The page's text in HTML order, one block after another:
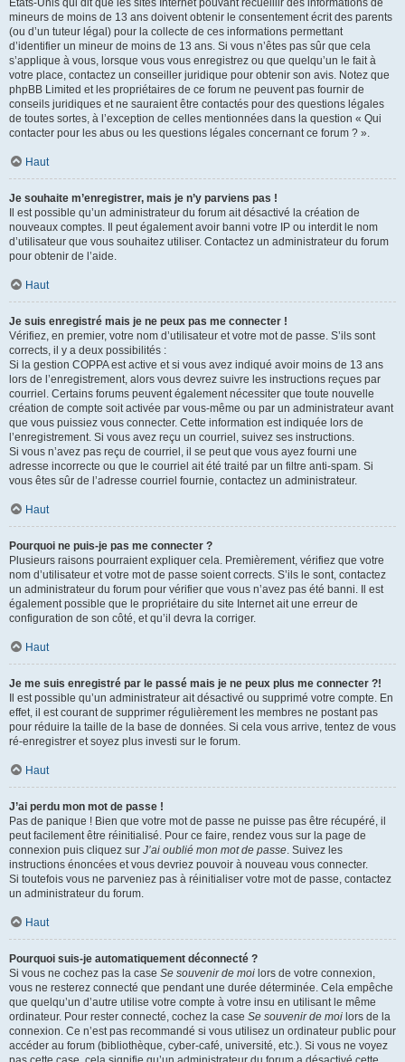
États-Unis qui dit que les sites Internet pouvant recueillir des informations de
mineurs de moins de 13 ans doivent obtenir le consentement écrit des parents
(ou d’un tuteur légal) pour la collecte de ces informations permettant
d’identifier un mineur de moins de 13 ans. Si vous n’êtes pas sûr que cela
s’applique à vous, lorsque vous vous enregistrez ou que quelqu’un le fait à
votre place, contactez un conseiller juridique pour obtenir son avis. Notez que
phpBB Limited et les propriétaires de ce forum ne peuvent pas fournir de
conseils juridiques et ne sauraient être contactés pour des questions légales
de toutes sortes, à l’exception de celles mentionnées dans la question « Qui
contacter pour les abus ou les questions légales concernant ce forum ? ».
Haut
Je souhaite m’enregistrer, mais je n’y parviens pas !
Il est possible qu’un administrateur du forum ait désactivé la création de
nouveaux comptes. Il peut également avoir banni votre IP ou interdit le nom
d’utilisateur que vous souhaitez utiliser. Contactez un administrateur du forum
pour obtenir de l’aide.
Haut
Je suis enregistré mais je ne peux pas me connecter !
Vérifiez, en premier, votre nom d’utilisateur et votre mot de passe. S’ils sont
corrects, il y a deux possibilités :
Si la gestion COPPA est active et si vous avez indiqué avoir moins de 13 ans
lors de l’enregistrement, alors vous devrez suivre les instructions reçues par
courriel. Certains forums peuvent également nécessiter que toute nouvelle
création de compte soit activée par vous-même ou par un administrateur avant
que vous puissiez vous connecter. Cette information est indiquée lors de
l’enregistrement. Si vous avez reçu un courriel, suivez ses instructions.
Si vous n’avez pas reçu de courriel, il se peut que vous ayez fourni une
adresse incorrecte ou que le courriel ait été traité par un filtre anti-spam. Si
vous êtes sûr de l’adresse courriel fournie, contactez un administrateur.
Haut
Pourquoi ne puis-je pas me connecter ?
Plusieurs raisons pourraient expliquer cela. Premièrement, vérifiez que votre
nom d’utilisateur et votre mot de passe soient corrects. S’ils le sont, contactez
un administrateur du forum pour vérifier que vous n’avez pas été banni. Il est
également possible que le propriétaire du site Internet ait une erreur de
configuration de son côté, et qu’il devra la corriger.
Haut
Je me suis enregistré par le passé mais je ne peux plus me connecter ?!
Il est possible qu’un administrateur ait désactivé ou supprimé votre compte. En
effet, il est courant de supprimer régulièrement les membres ne postant pas
pour réduire la taille de la base de données. Si cela vous arrive, tentez de vous
ré-enregistrer et soyez plus investi sur le forum.
Haut
J’ai perdu mon mot de passe !
Pas de panique ! Bien que votre mot de passe ne puisse pas être récupéré, il
peut facilement être réinitialisé. Pour ce faire, rendez vous sur la page de
connexion puis cliquez sur J’ai oublié mon mot de passe. Suivez les
instructions énoncées et vous devriez pouvoir à nouveau vous connecter.
Si toutefois vous ne parveniez pas à réinitialiser votre mot de passe, contactez
un administrateur du forum.
Haut
Pourquoi suis-je automatiquement déconnecté ?
Si vous ne cochez pas la case Se souvenir de moi lors de votre connexion,
vous ne resterez connecté que pendant une durée déterminée. Cela empêche
que quelqu’un d’autre utilise votre compte à votre insu en utilisant le même
ordinateur. Pour rester connecté, cochez la case Se souvenir de moi lors de la
connexion. Ce n’est pas recommandé si vous utilisez un ordinateur public pour
accéder au forum (bibliothèque, cyber-café, université, etc.). Si vous ne voyez